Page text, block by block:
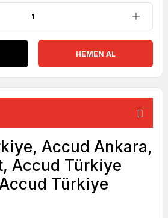
HEMEN AL